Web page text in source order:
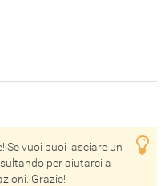
vuoi puoi lasciare un
per aiutarci a
Grazie!